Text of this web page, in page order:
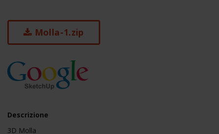
Molla-1.zip
Descrizione
3D Molla